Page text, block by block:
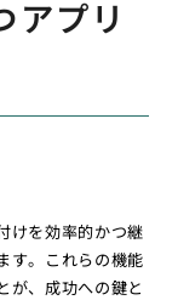
アプリ
けを効率的かつ継
す。これらの機能
が、成功への鍵と